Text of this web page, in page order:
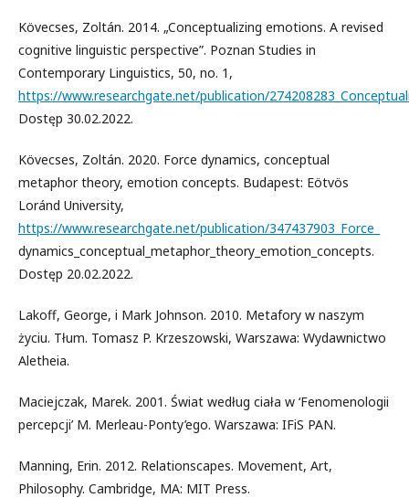
Kövecses, Zoltán. 2014. „Conceptualizing emotions. A revised
cognitive linguistic perspective”. Poznan Studies in
Contemporary Linguistics, 50, no. 1,
https://www.researchgate.net/publication/
Dostęp 30.02.2022.
Kövecses, Zoltán. 2020. Force dynamics, conceptual
metaphor theory, emotion concepts. Budapest: Eötvös
Loránd University,
https://www.researchgate.net/publication/347437903_Force_
dynamics_conceptual_metaphor_theory_emotion_concepts.
Dostęp 20.02.2022.
Lakoff, George, i Mark Johnson. 2010. Metafory w naszym
życiu. Tłum. Tomasz P. Krzeszowski, Warszawa: Wydawnictwo
Aletheia.
Maciejczak, Marek. 2001. Świat według ciała w ‘Fenomenologii
percepcji’ M. Merleau-Ponty’ego. Warszawa: IFiS PAN.
Manning, Erin. 2012. Relationscapes. Movement, Art,
Philosophy. Cambridge, MA: MIT Press.